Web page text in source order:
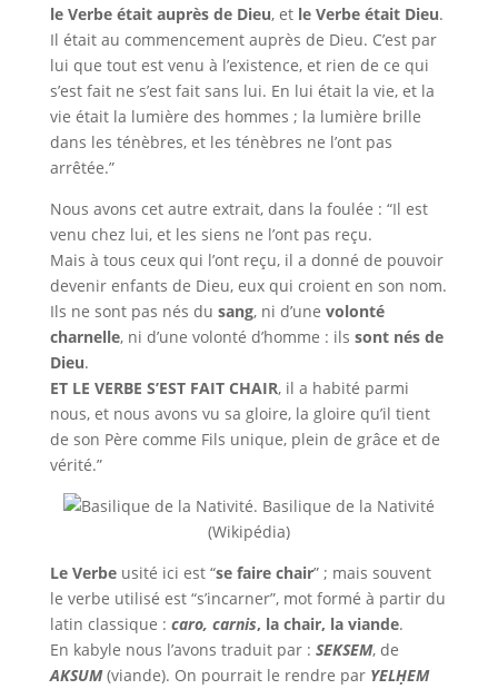
le Verbe était auprès de Dieu, et le Verbe était Dieu.
Il était au commencement auprès de Dieu. C’est par
lui que tout est venu à l’existence, et rien de ce qui
s’est fait ne s’est fait sans lui. En lui était la vie, et la
vie était la lumière des hommes ; la lumière brille
dans les ténèbres, et les ténèbres ne l’ont pas
arrêtée.”
Nous avons cet autre extrait, dans la foulée : “Il est
venu chez lui, et les siens ne l’ont pas reçu.
Mais à tous ceux qui l’ont reçu, il a donné de pouvoir
devenir enfants de Dieu, eux qui croient en son nom.
Ils ne sont pas nés du sang, ni d’une volonté
charnelle, ni d’une volonté d’homme : ils sont nés de
Dieu.
ET LE VERBE S’EST FAIT CHAIR, il a habité parmi
nous, et nous avons vu sa gloire, la gloire qu’il tient
de son Père comme Fils unique, plein de grâce et de
vérité.”
Basilique de la Nativité
(Wikipédia)
Le Verbeusité ici est “se faire chair” ; mais souvent
le verbe utilisé est “s’incarner”, mot formé à partir du
latin classique : caro, carnis, la chair, la viande.
En kabyle nous l’avons traduit par : SEKSEM, de
AKSUM(viande). On pourrait le rendre par YELḤEM